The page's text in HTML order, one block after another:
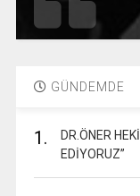
GÜNDEMDE
1.
DR.ÖNER
EDİYORUZ”